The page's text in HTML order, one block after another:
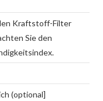
Kraftstoff-Filter
Sie den
(optional]